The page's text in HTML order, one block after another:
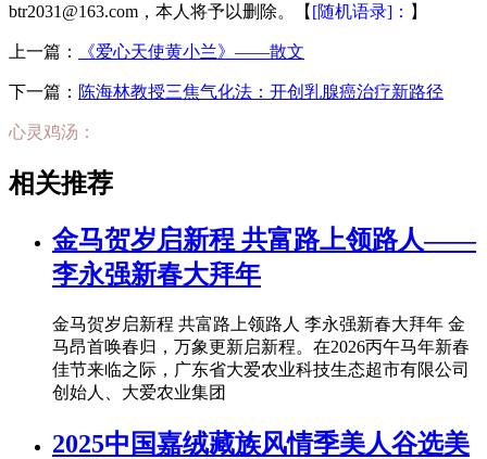
btr2031@163.com，本人将予以删除。【 [随机语录]： 】
上一篇： 《爱心天使黄小兰》——散文
下一篇： 陈海林教授三焦气化法：开创乳腺癌治疗新路径
心灵鸡汤：
相关推荐
金马贺岁启新程 共富路上领路人——
李永强新春大拜年
金马贺岁启新程 共富路上领路人 李永强新春大拜年 金
马昂首唤春归，万象更新启新程。在2026丙午马年新春
佳节来临之际，广东省大爱农业科技生态超市有限公司
创始人、大爱农业集团
2025中国嘉绒藏族风情季美人谷选美